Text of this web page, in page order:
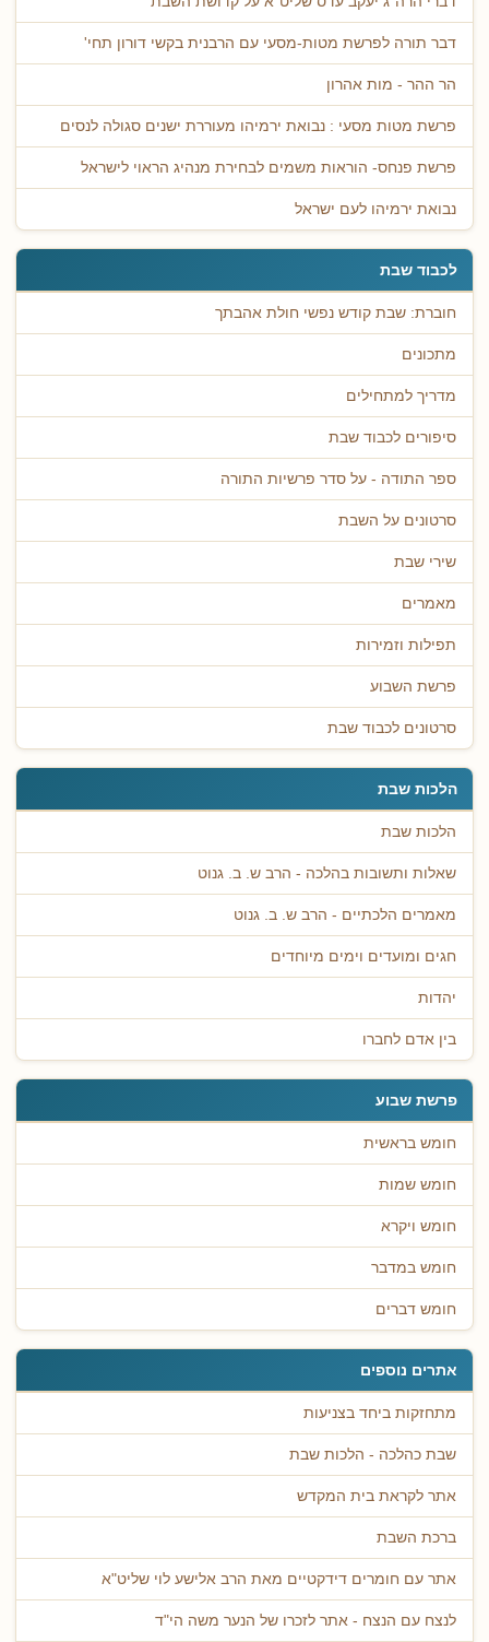
דבר תורה לפרשת מטות-מסעי עם הרבנית בקשי דורון תחי'
הר ההר - מות אהרון
פרשת מטות מסעי : נבואת ירמיהו מעוררת ישנים סגולה לנסים
פרשת פנחס- הוראות משמים לבחירת מנהיג הראוי לישראל
נבואת ירמיהו לעם ישראל
לכבוד שבת
חוברת: שבת קודש נפשי חולת אהבתך
מתכונים
מדריך למתחילים
סיפורים לכבוד שבת
ספר התודה - על סדר פרשיות התורה
סרטונים על השבת
שירי שבת
מאמרים
תפילות וזמירות
פרשת השבוע
סרטונים לכבוד שבת
הלכות שבת
הלכות שבת
שאלות ותשובות בהלכה - הרב ש. ב. גנוט
מאמרים הלכתיים - הרב ש. ב. גנוט
חגים ומועדים וימים מיוחדים
יהדות
בין אדם לחברו
פרשת שבוע
חומש בראשית
חומש שמות
חומש ויקרא
חומש במדבר
חומש דברים
אתרים נוספים
מתחזקות ביחד בצניעות
שבת כהלכה - הלכות שבת
אתר לקראת בית המקדש
ברכת השבת
אתר עם חומרים דידקטיים מאת הרב אלישע לוי שליט"א
לנצח עם הנצח - אתר לזכרו של הנער משה הי"ד